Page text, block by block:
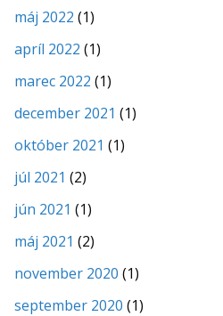
máj 2022 (1)
apríl 2022 (1)
marec 2022 (1)
december 2021 (1)
október 2021 (1)
júl 2021 (2)
jún 2021 (1)
máj 2021 (2)
november 2020 (1)
september 2020 (1)